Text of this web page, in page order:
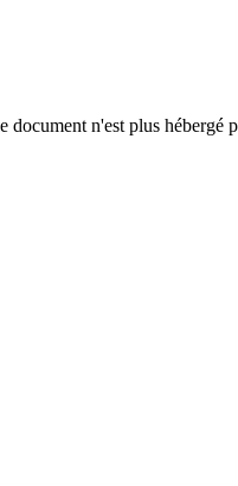
document n'est plus hébergé